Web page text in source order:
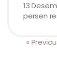
13
persen
«